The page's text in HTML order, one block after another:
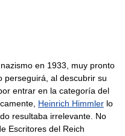
en 1933, muy pronto
perseguirá, al descubrir su
entrar en la categoría del
Heinrich Himmler lo
resultaba irrelevante. No
Escritores del Reich